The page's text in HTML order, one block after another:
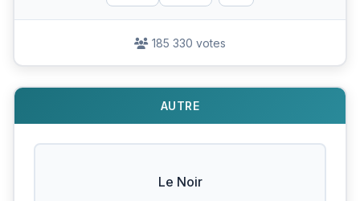
185 330 votes
AUTRE
Le Noir